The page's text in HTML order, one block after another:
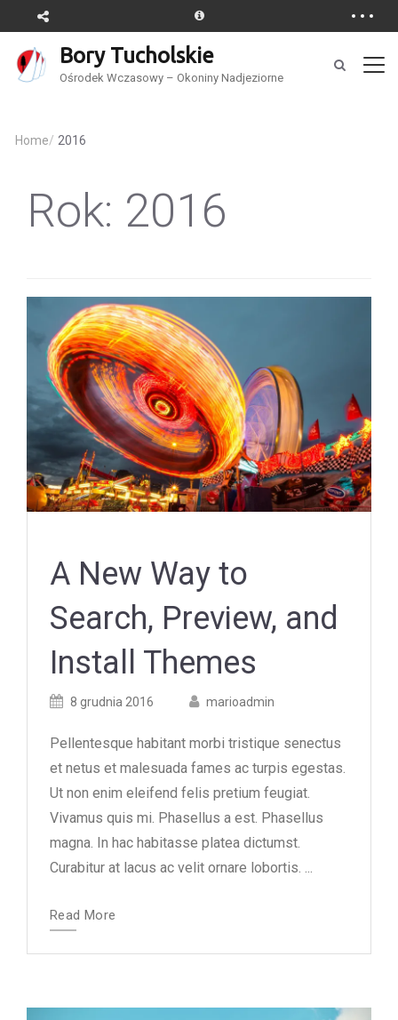
Bory Tucholskie
Ośrodek Wczasowy – Okoniny Nadjeziorne
Home/ 2016
Rok: 2016
A New Way to
Search, Preview, and
Install Themes
Posted8 grudnia 2016
Posted
marioadmin
Pellentesque habitant morbi tristique senectus
et netus et malesuada fames ac turpis egestas.
Ut non enim eleifend felis pretium feugiat.
Vivamus quis mi. Phasellus a est. Phasellus
magna. In hac habitasse platea dictumst.
Curabitur at lacus ac velit ornare lobortis. ...
Read More